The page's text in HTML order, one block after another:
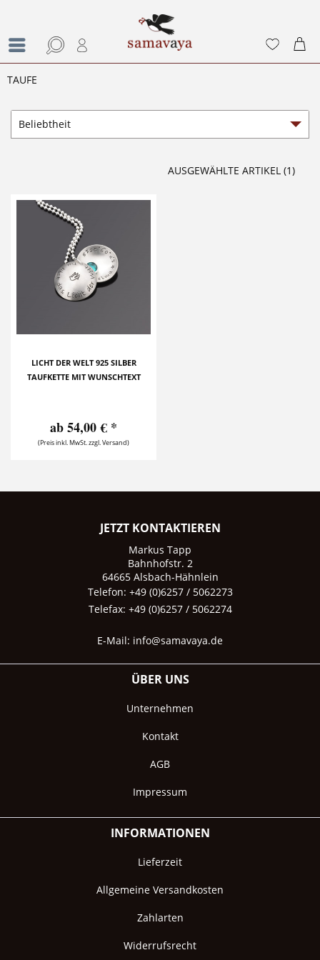
TAUFE
AUSGEWÄHLTE ARTIKEL (1)
LICHT DER WELT 925 SILBER
TAUFKETTE MIT WUNSCHTEXT
ab 54,00 € *
(Preis inkl. MwSt. zzgl. Versand)
JETZT KONTAKTIEREN
Markus Tapp
Bahnhofstr. 2
64665 Alsbach-Hähnlein
Telefon: +49 (0)6257 / 5062273
Telefax: +49 (0)6257 / 5062274
E-Mail: info@samavaya.de
ÜBER UNS
Unternehmen
Kontakt
AGB
Impressum
INFORMATIONEN
Lieferzeit
Allgemeine Versandkosten
Zahlarten
Widerrufsrecht